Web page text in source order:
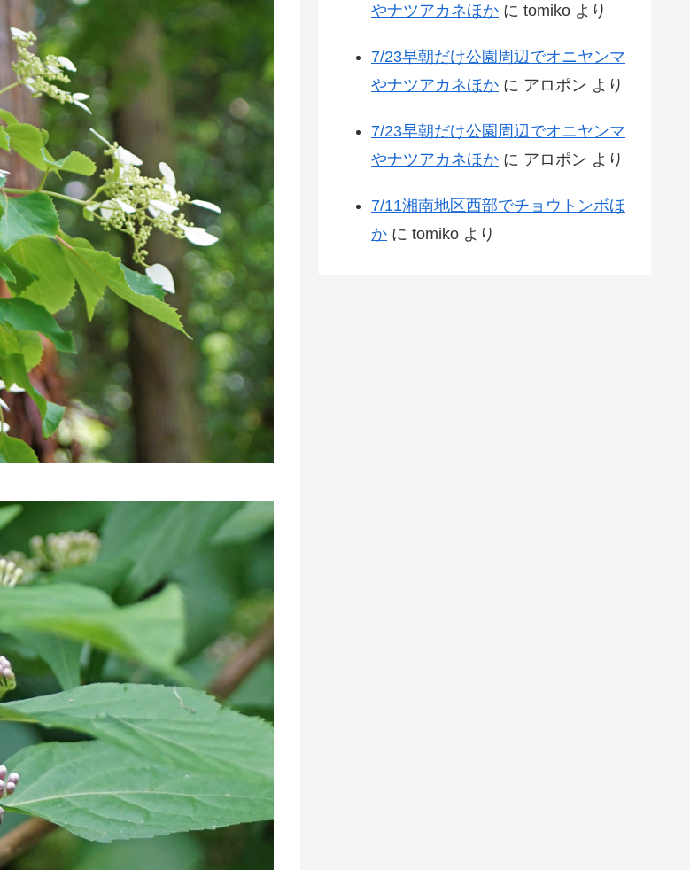
やナツアカネほか に tomiko より
7/23早朝だけ公園周辺でオニヤンマ
やナツアカネほか に アロポン より
7/23早朝だけ公園周辺でオニヤンマ
やナツアカネほか に アロポン より
7/11湘南地区西部でチョウトンボほ
か に tomiko より